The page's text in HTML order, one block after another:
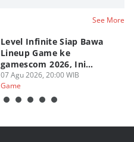
See More
Level Infinite Siap Bawa
Lineup Game ke
gamescom 2026, Ini
Judulnya!
07 Agu 2026, 20:00 WIB
Game